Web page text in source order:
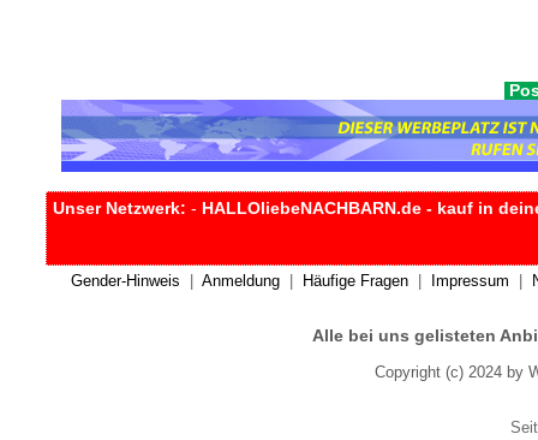
Unser Netzwerk: - HALLOliebeNACHBARN.de - kauf in
Gender-Hinweis Anmeldung| Häufige Fragen| Impressum
Alle bei uns gelisteten
Copyright (c) 2024 by